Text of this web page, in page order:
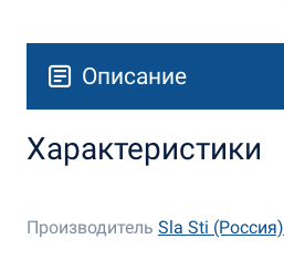
Описание
Характеристики
Производитель Sla Sti (Россия)